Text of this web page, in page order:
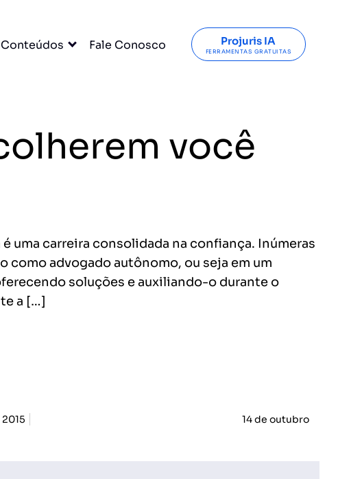
Conteúdos Fale Conosco Projuris IA
FERRAMENTAS GRATUITAS
você
uma carreira consolidada na confiança. Inúmeras
como advogado autônomo, ou seja em um
soluções e auxiliando-o durante o
a […]
14 de outubro